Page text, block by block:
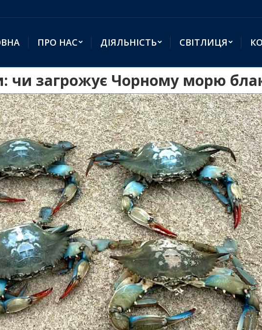
ПРО НАС ДІЯЛЬНІСТЬ СВІТЛИЦЯ
чи загрожує Чорному морю